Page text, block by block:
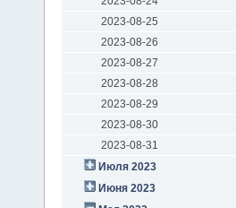
2023-08-25
2023-08-26
2023-08-27
2023-08-28
2023-08-29
2023-08-30
2023-08-31
Июля 2023
Июня 2023